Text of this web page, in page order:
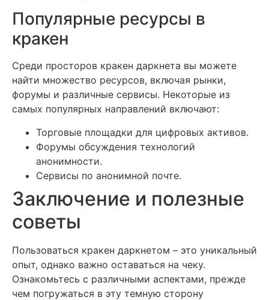
Популярные ресурсы в
кракен
Среди просторов кракен даркнета вы можете
найти множество ресурсов, включая рынки,
форумы и различные сервисы. Некоторые из
самых популярных направлений включают:
Торговые площадки для цифровых активов.
Форумы обсуждения технологий
анонимности.
Сервисы по анонимной почте.
Заключение и полезные
советы
Пользоваться кракен даркнетом – это уникальный
опыт, однако важно оставаться на чеку.
Ознакомьтесь с различными аспектами, прежде
чем погружаться в эту темную сторону